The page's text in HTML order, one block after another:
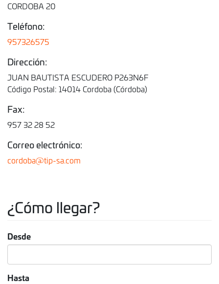
CORDOBA 20
Teléfono:
957326575
Dirección:
JUAN BAUTISTA ESCUDERO P263N6F
Código Postal: 14014 Cordoba (Córdoba)
Fax:
957 32 28 52
Correo electrónico:
cordoba@tip-sa.com
¿Cómo llegar?
Desde
Hasta